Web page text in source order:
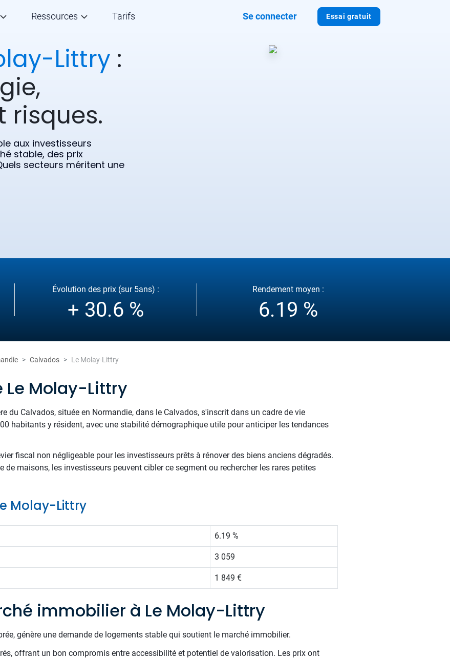
Essai gratuit
Ressources Tarifs Se connecter
Littry :
risques.
aux investisseurs
stable, des prix
secteurs méritent une
Évolution des prix (sur 5ans) :
+ 30.6 %
Rendement moyen :
6.19 %
Calvados Le Molay-Littry
Le Molay-Littry
du Calvados, située en Normandie, dans le Calvados, s'inscrit dans un cadre de vie
habitants y résident, avec une stabilité démographique utile pour anticiper les tendances
fiscal non négligeable pour les investisseurs prêts à rénover des biens anciens dégradés.
maisons, les investisseurs peuvent cibler ce segment ou rechercher les rares petites
Molay-Littry
6.19 %
3 059
1 849 €
immobilier à Le Molay-Littry
génère une demande de logements stable qui soutient le marché immobilier.
offrant un bon compromis entre accessibilité et potentiel de valorisation. Les prix ont